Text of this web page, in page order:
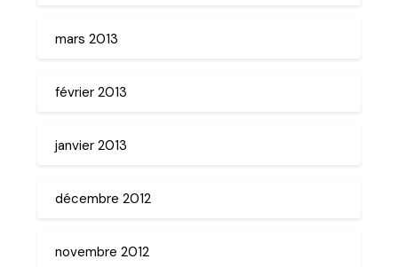
mars 2013
février 2013
janvier 2013
décembre 2012
novembre 2012